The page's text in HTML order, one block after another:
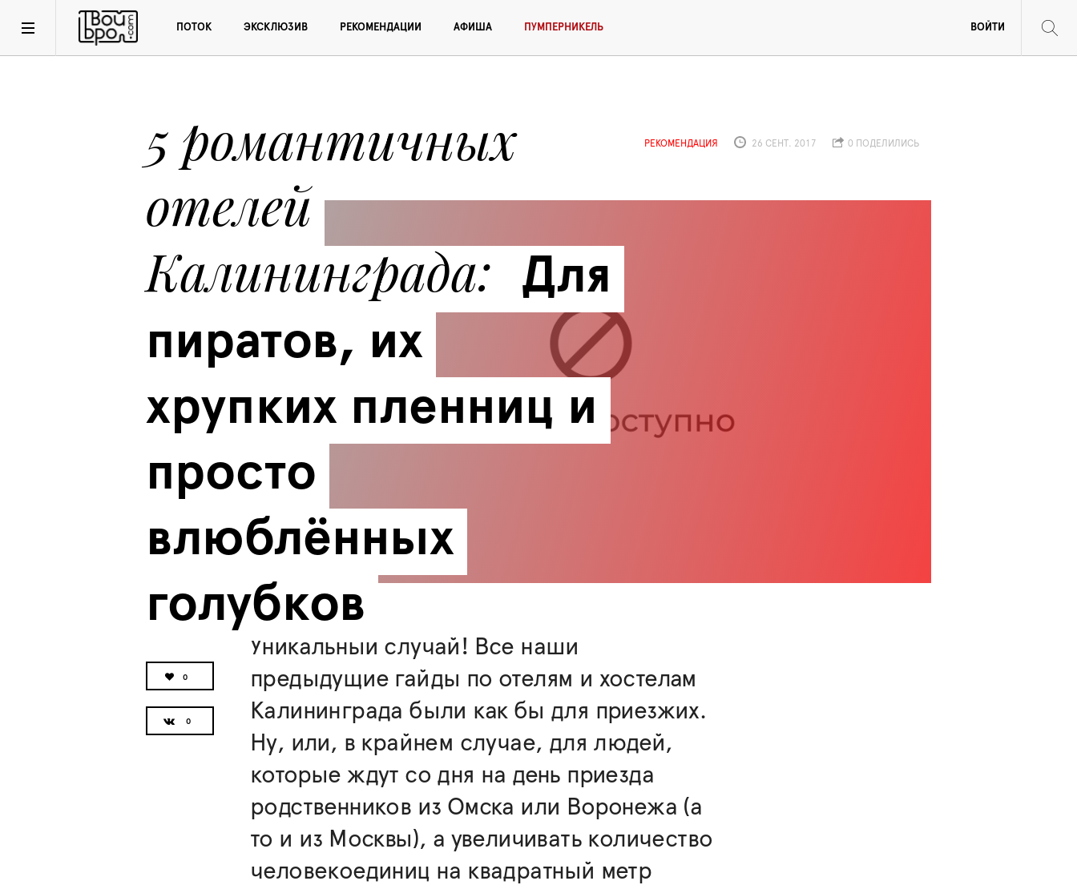
ПОТОК ЭКСКЛЮЗИВ РЕКОМЕНДАЦИИ АФИША ПУМПЕРНИКЕЛЬ ВОЙТИ
5 романтичных
отелей
Калининграда
Для
пиратов, их
хрупких пленниц и
просто
влюблённых
голубков
0
РЕКОМЕНДАЦИЯ 26 СЕНТ. 2017 0 ПОДЕЛИЛИСЬ
Уникальный случай! Все наши
предыдущие гайды по отелям и хостелам
Калининграда были как бы для приезжих.
Ну, или, в крайнем случае, для людей,
которые ждут со дня на день приезда
родственников из Омска или Воронежа (а
то и из Москвы), а увеличивать количество
человекоединиц на квадратный метр